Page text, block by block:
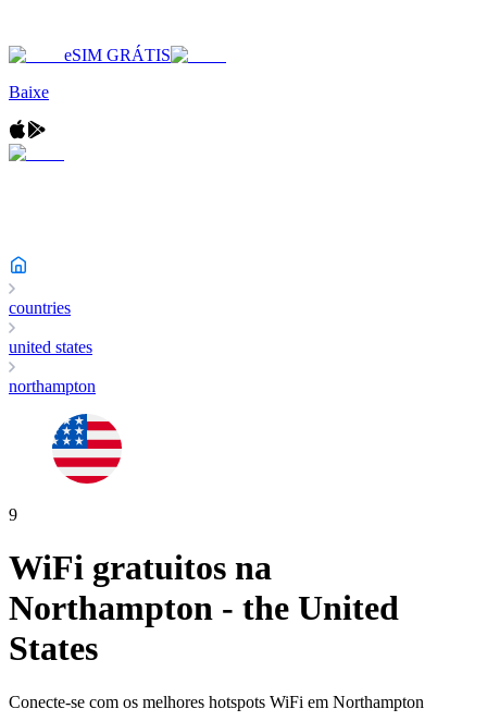
eSIM GRÁTIS
Baixe
countries
united states
northampton
9
WiFi gratuitos na
Northampton - the United
States
Conecte-se com os melhores hotspots WiFi em Northampton